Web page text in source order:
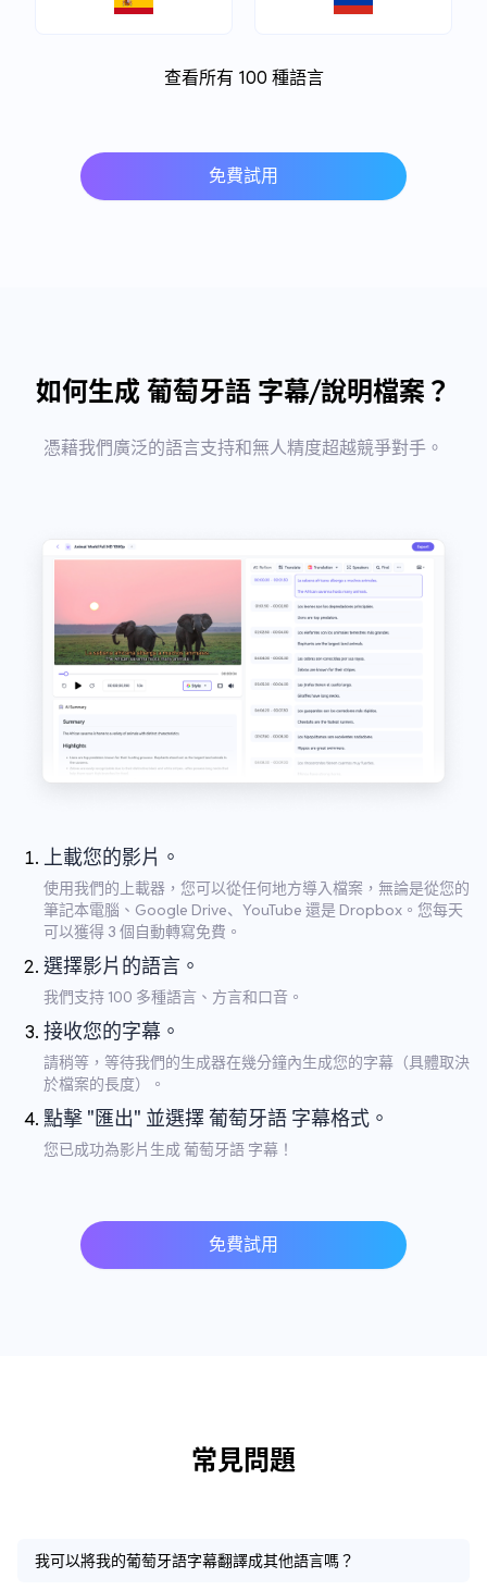
查看所有 100 種語言
免費試用
如何生成 葡萄牙語 字幕/說明檔案？
憑藉我們廣泛的語言支持和無人精度超越競爭對手。
上載您的影片。
使用我們的上載器，您可以從任何地方導入檔案，無論是從您的
筆記本電腦、Google Drive、YouTube 還是 Dropbox。您每天
可以獲得 3 個自動轉寫免費。
選擇影片的語言。
我們支持 100 多種語言、方言和口音。
接收您的字幕。
請稍等，等待我們的生成器在幾分鐘內生成您的字幕（具體取決
於檔案的長度）。
點擊 "匯出" 並選擇 葡萄牙語 字幕格式。
您已成功為影片生成 葡萄牙語 字幕！
免費試用
常見問題
我可以將我的葡萄牙語字幕翻譯成其他語言嗎？